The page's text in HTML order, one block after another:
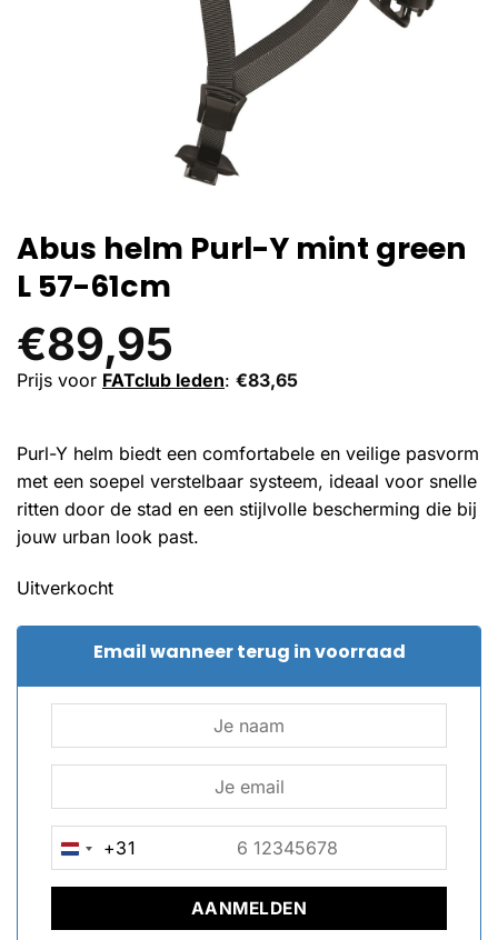
Abus helm Purl-Y mint green
L 57-61cm
€89,95
Prijs voor FATclub leden: €83,65
Purl-Y helm biedt een comfortabele en veilige pasvorm
met een soepel verstelbaar systeem, ideaal voor snelle
ritten door de stad en een stijlvolle bescherming die bij
jouw urban look past.
Uitverkocht
Email wanneer terug in voorraad
NETHERLANDS
+31
+31